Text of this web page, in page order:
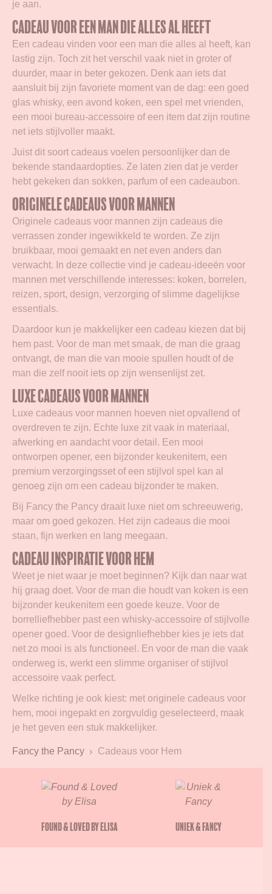
je aan.
Cadeau voor een man die alles al heeft
Een cadeau vinden voor een man die alles al heeft, kan
lastig zijn. Toch zit het verschil vaak niet in groter of
duurder, maar in beter gekozen. Denk aan iets dat
aansluit bij zijn favoriete moment van de dag: een goed
glas whisky, een avond koken, een spel met vrienden,
een mooi bureau-accessoire of een item dat zijn routine
net iets stijlvoller maakt.
Juist dit soort cadeaus voelen persoonlijker dan de
bekende standaardopties. Ze laten zien dat je verder
hebt gekeken dan sokken, parfum of een cadeaubon.
Originele cadeaus voor mannen
Originele cadeaus voor mannen zijn cadeaus die
verrassen zonder ingewikkeld te worden. Ze zijn
bruikbaar, mooi gemaakt en net even anders dan
verwacht. In deze collectie vind je cadeau-ideeën voor
mannen met verschillende interesses: koken, borrelen,
reizen, sport, design, verzorging of slimme dagelijkse
essentials.
Daardoor kun je makkelijker een cadeau kiezen dat bij
hem past. Voor de man met smaak, de man die graag
ontvangt, de man die van mooie spullen houdt of de
man die zelf nooit iets op zijn wensenlijst zet.
Luxe cadeaus voor mannen
Luxe cadeaus voor mannen hoeven niet opvallend of
overdreven te zijn. Echte luxe zit vaak in materiaal,
afwerking en aandacht voor detail. Een mooi
ontworpen opener, een bijzonder keukenitem, een
premium verzorgingsset of een stijlvol spel kan al
genoeg zijn om een cadeau bijzonder te maken.
Bij Fancy the Pancy draait luxe niet om schreeuwerig,
maar om goed gekozen. Het zijn cadeaus die mooi
staan, fijn werken en lang meegaan.
Cadeau inspiratie voor hem
Weet je niet waar je moet beginnen? Kijk dan naar wat
hij graag doet. Voor de man die houdt van koken is een
bijzonder keukenitem een goede keuze. Voor de
borrelliefhebber past een whisky-accessoire of stijlvolle
opener goed. Voor de designliefhebber kies je iets dat
net zo mooi is als functioneel. En voor de man die vaak
onderweg is, werkt een slimme organiser of stijlvol
accessoire vaak perfect.
Welke richting je ook kiest: met originele cadeaus voor
hem, mooi ingepakt en zorgvuldig geselecteerd, maak
je het geven een stuk makkelijker.
Fancy the Pancy Cadeaus voor Hem
Found & Loved by Elisa Uniek & Fancy